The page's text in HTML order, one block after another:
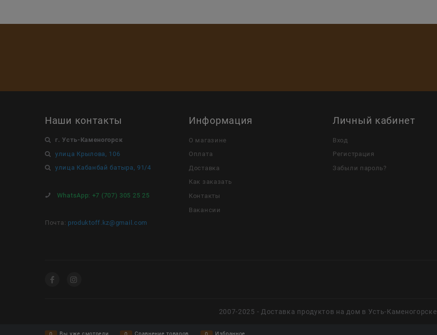
Наши контакты
г. Усть-Каменогорск
улица Крылова, 106
улица Кабанбай батыра, 91/4
WhatsApp: +7 (707) 305 25 25
Почта: produktoff.kz@gmail.com
Информация
О магазине
Оплата
Доставка
Как заказать
Контакты
Вакансии
Личный кабинет
Вход
Регистрация
Забыли пароль?
2007-2025 - Доставка продуктов на дом в Усть-Каменогорске